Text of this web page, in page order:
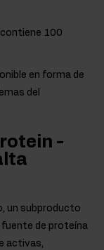
100
en forma de
del
-
un subproducto
fuente de proteína
activas,